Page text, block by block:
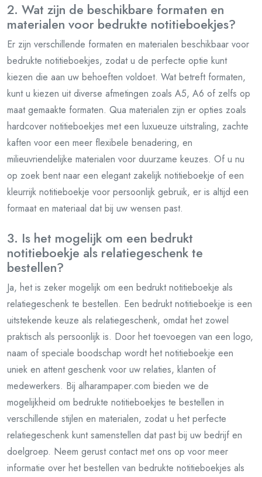
2. Wat zijn de beschikbare formaten en
materialen voor bedrukte notitieboekjes?
Er zijn verschillende formaten en materialen beschikbaar voor
bedrukte notitieboekjes, zodat u de perfecte optie kunt
kiezen die aan uw behoeften voldoet. Wat betreft formaten,
kunt u kiezen uit diverse afmetingen zoals A5, A6 of zelfs op
maat gemaakte formaten. Qua materialen zijn er opties zoals
hardcover notitieboekjes met een luxueuze uitstraling, zachte
kaften voor een meer flexibele benadering, en
milieuvriendelijke materialen voor duurzame keuzes. Of u nu
op zoek bent naar een elegant zakelijk notitieboekje of een
kleurrijk notitieboekje voor persoonlijk gebruik, er is altijd een
formaat en materiaal dat bij uw wensen past.
3. Is het mogelijk om een bedrukt
notitieboekje als relatiegeschenk te
bestellen?
Ja, het is zeker mogelijk om een bedrukt notitieboekje als
relatiegeschenk te bestellen. Een bedrukt notitieboekje is een
uitstekende keuze als relatiegeschenk, omdat het zowel
praktisch als persoonlijk is. Door het toevoegen van een logo,
naam of speciale boodschap wordt het notitieboekje een
uniek en attent geschenk voor uw relaties, klanten of
medewerkers. Bij alharampaper.com bieden we de
mogelijkheid om bedrukte notitieboekjes te bestellen in
verschillende stijlen en materialen, zodat u het perfecte
relatiegeschenk kunt samenstellen dat past bij uw bedrijf en
doelgroep. Neem gerust contact met ons op voor meer
informatie over het bestellen van bedrukte notitieboekjes als